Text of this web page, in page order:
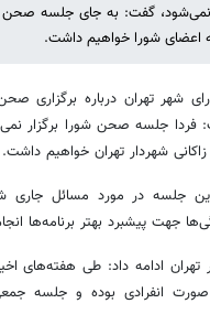
نمی‌شود، گفت: به جای جلسه صحن
اعضای شورا خواهیم داشت.
شهر تهران درباره برگزاری
فردا جلسه صحن شورا برگزار
شهردار تهران خواهیم داشت.
جلسه در مورد مسائل جاری
جهت پیشبرد بهتر برنامه‌ها
ادامه داد: طی هفته‌های
صورت انفرادی بوده و جلسه